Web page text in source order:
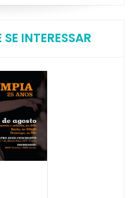
INTERESSAR